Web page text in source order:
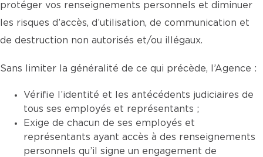
protéger vos renseignements personnels et diminuer
les risques d’accès, d’utilisation, de communication et
de destruction non autorisés et/ou illégaux.
Sans limiter la généralité de ce qui précède, l’Agence :
Vérifie l’identité et les antécédents judiciaires de
tous ses employés et représentants ;
Exige de chacun de ses employés et
représentants ayant accès à des renseignements
personnels qu’il signe un engagement de